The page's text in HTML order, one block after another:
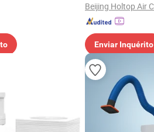
Enviar Inquérito